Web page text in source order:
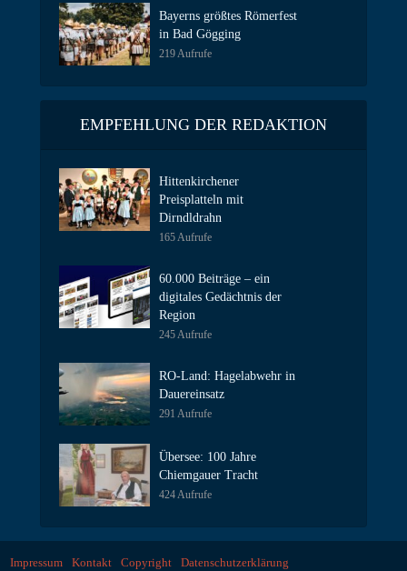
Bayerns größtes Römerfest
in Bad Gögging
219 Aufrufe
EMPFEHLUNG DER REDAKTION
Hittenkirchener
Preisplatteln mit
Dirndldrahn
165 Aufrufe
60.000 Beiträge – ein
digitales Gedächtnis der
Region
245 Aufrufe
RO-Land: Hagelabwehr in
Dauereinsatz
291 Aufrufe
Übersee: 100 Jahre
Chiemgauer Tracht
424 Aufrufe
Impressum Kontakt Copyright Datenschutzerklärung